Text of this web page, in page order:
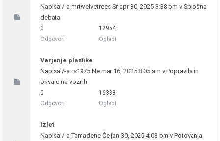
Napisal/-a mrtwelvetrees Sr apr 30, 2025 3:38 pm v Splošna
debata
0
Odgovori
12954
Ogledi
Varjenje plastike
Napisal/-a rs1975 Ne mar 16, 2025 8:05 am v Popravila in
okvare na vozilih
0
Odgovori
16383
Ogledi
Izlet
Napisal/-aTamadene Če jan 30, 2025 4:03 pm v Potovanja